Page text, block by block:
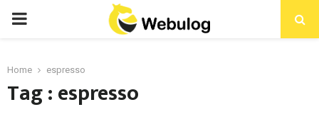
Home espresso
Tag : espresso